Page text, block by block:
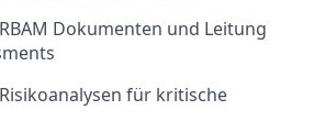
Dokumenten und Leitung
für kritische